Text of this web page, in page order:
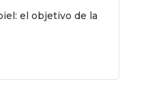
el objetivo de la